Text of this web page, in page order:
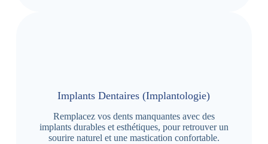
Implants Dentaires (Implantologie)
Remplacez vos dents manquantes avec des
implants durables et esthétiques, pour retrouver un
sourire naturel et une mastication confortable.